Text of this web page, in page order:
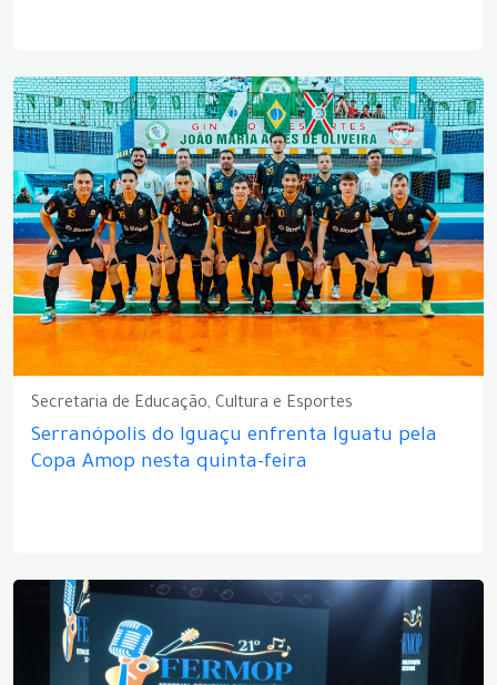
Secretaria de Educação, Cultura e Esportes
Serranópolis do Iguaçu enfrenta Iguatu pela
Copa Amop nesta quinta-feira